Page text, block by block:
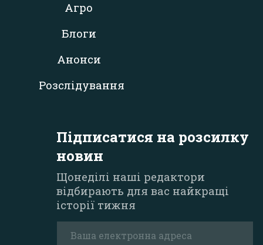
Агро
Блоги
Анонси
Розслідування
Підписатися на розсилку
новин
Щонеділі наші редактори
відбирають для вас найкращі
історії тижня